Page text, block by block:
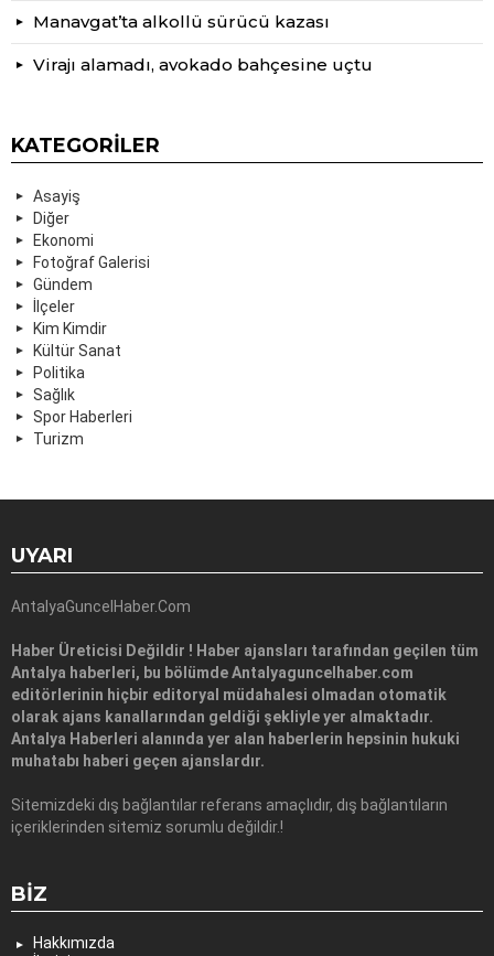
Manavgat’ta alkollü sürücü kazası
Virajı alamadı, avokado bahçesine uçtu
KATEGORILER
Asayiş
Diğer
Ekonomi
Fotoğraf Galerisi
Gündem
İlçeler
Kim Kimdir
Kültür Sanat
Politika
Sağlık
Spor Haberleri
Turizm
UYARI
AntalyaGuncelHaber.Com
Haber Üreticisi Değildir ! Haber ajansları tarafından geçilen tüm
Antalya haberleri, bu bölümde Antalyaguncelhaber.com
editörlerinin hiçbir editoryal müdahalesi olmadan otomatik
olarak ajans kanallarından geldiği şekliyle yer almaktadır.
Antalya Haberleri alanında yer alan haberlerin hepsinin hukuki
muhatabı haberi geçen ajanslardır.
Sitemizdeki dış bağlantılar referans amaçlıdır, dış bağlantıların
içeriklerinden sitemiz sorumlu değildir.!
BIZ
Hakkımızda